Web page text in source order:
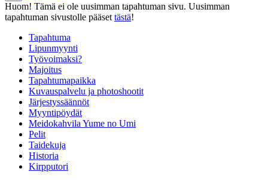
Huom! Tämä ei ole uusimman tapahtuman sivu. Uusimman
tapahtuman sivustolle pääset tästä!
Tapahtuma
Lipunmyynti
Työvoimaksi?
Majoitus
Tapahtumapaikka
Kuvauspalvelu ja photoshootit
Järjestyssäännöt
Myyntipöydät
Meidokahvila Yume no Umi
Pelit
Taidekuja
Historia
Kirpputori